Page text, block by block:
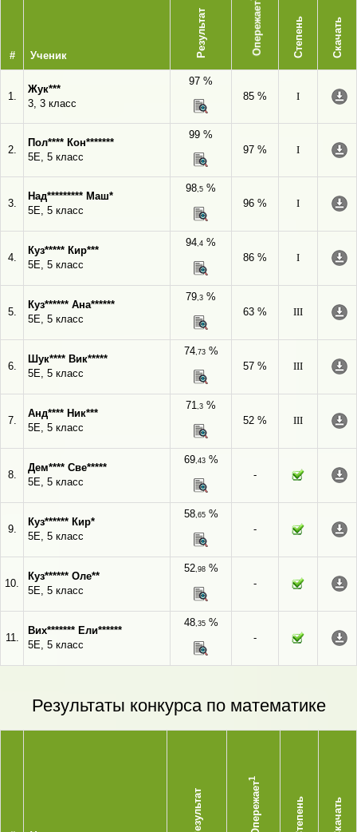
# Ученик Результат Опережает Степень Скачать
1.
Жук***
3, 3 класс
97 %
85 %
I
2.
Пол**** Кон*******
5Е, 5 класс
99 %
97 %
I
3.
Над********* Маш*
5Е, 5 класс
98,5 %
96 %
I
4.
Куз***** Кир***
5Е, 5 класс
94,4 %
86 %
I
5.
Куз****** Ана******
5Е, 5 класс
79,3 %
63 %
III
6.
Шук**** Вик*****
5Е, 5 класс
74,73%
57 %
III
7.
Анд**** Ник***
5Е, 5 класс
71,3 %
52 %
III
8.
Дем**** Све*****
5Е, 5 класс
69,43%
-
9.
Куз****** Кир*
5Е, 5 класс
58,65%
-
10.
Куз****** Оле**
5Е, 5 класс
52,98%
-
11.
Вих******* Ели******
5Е, 5 класс
48,35%
-
Результаты конкурса по математике
Результат Опережает
1
Степень Скачать